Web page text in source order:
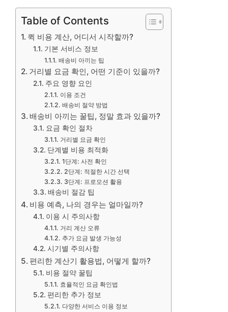
Table of Contents
퀵 비용 계산, 어디서 시작할까?
기본 서비스 정보
배송비 아끼는 팁
거리별 요금 확인, 어떤 기준이 있을까?
주요 영향 요인
이용 조건
배송비 절약 방법
배송비 아끼는 꿀팁, 정말 효과 있을까?
요금 확인 절차
거리별 요금 확인
단계별 비용 최적화
1단계: 사전 확인
2단계: 적절한 시간 선택
3단계: 프로모션 활용
배송비 절감 팁
비용 예측, 나의 경우는 얼마일까?
이용 시 주의사항
거리 계산 오류
추가 요금 발생 가능성
시기별 주의사항
편리한 계산기 활용법, 어떻게 할까?
비용 절약 꿀팁
효율적인 요금 확인법
편리한 추가 정보
다양한 서비스 이용 정보